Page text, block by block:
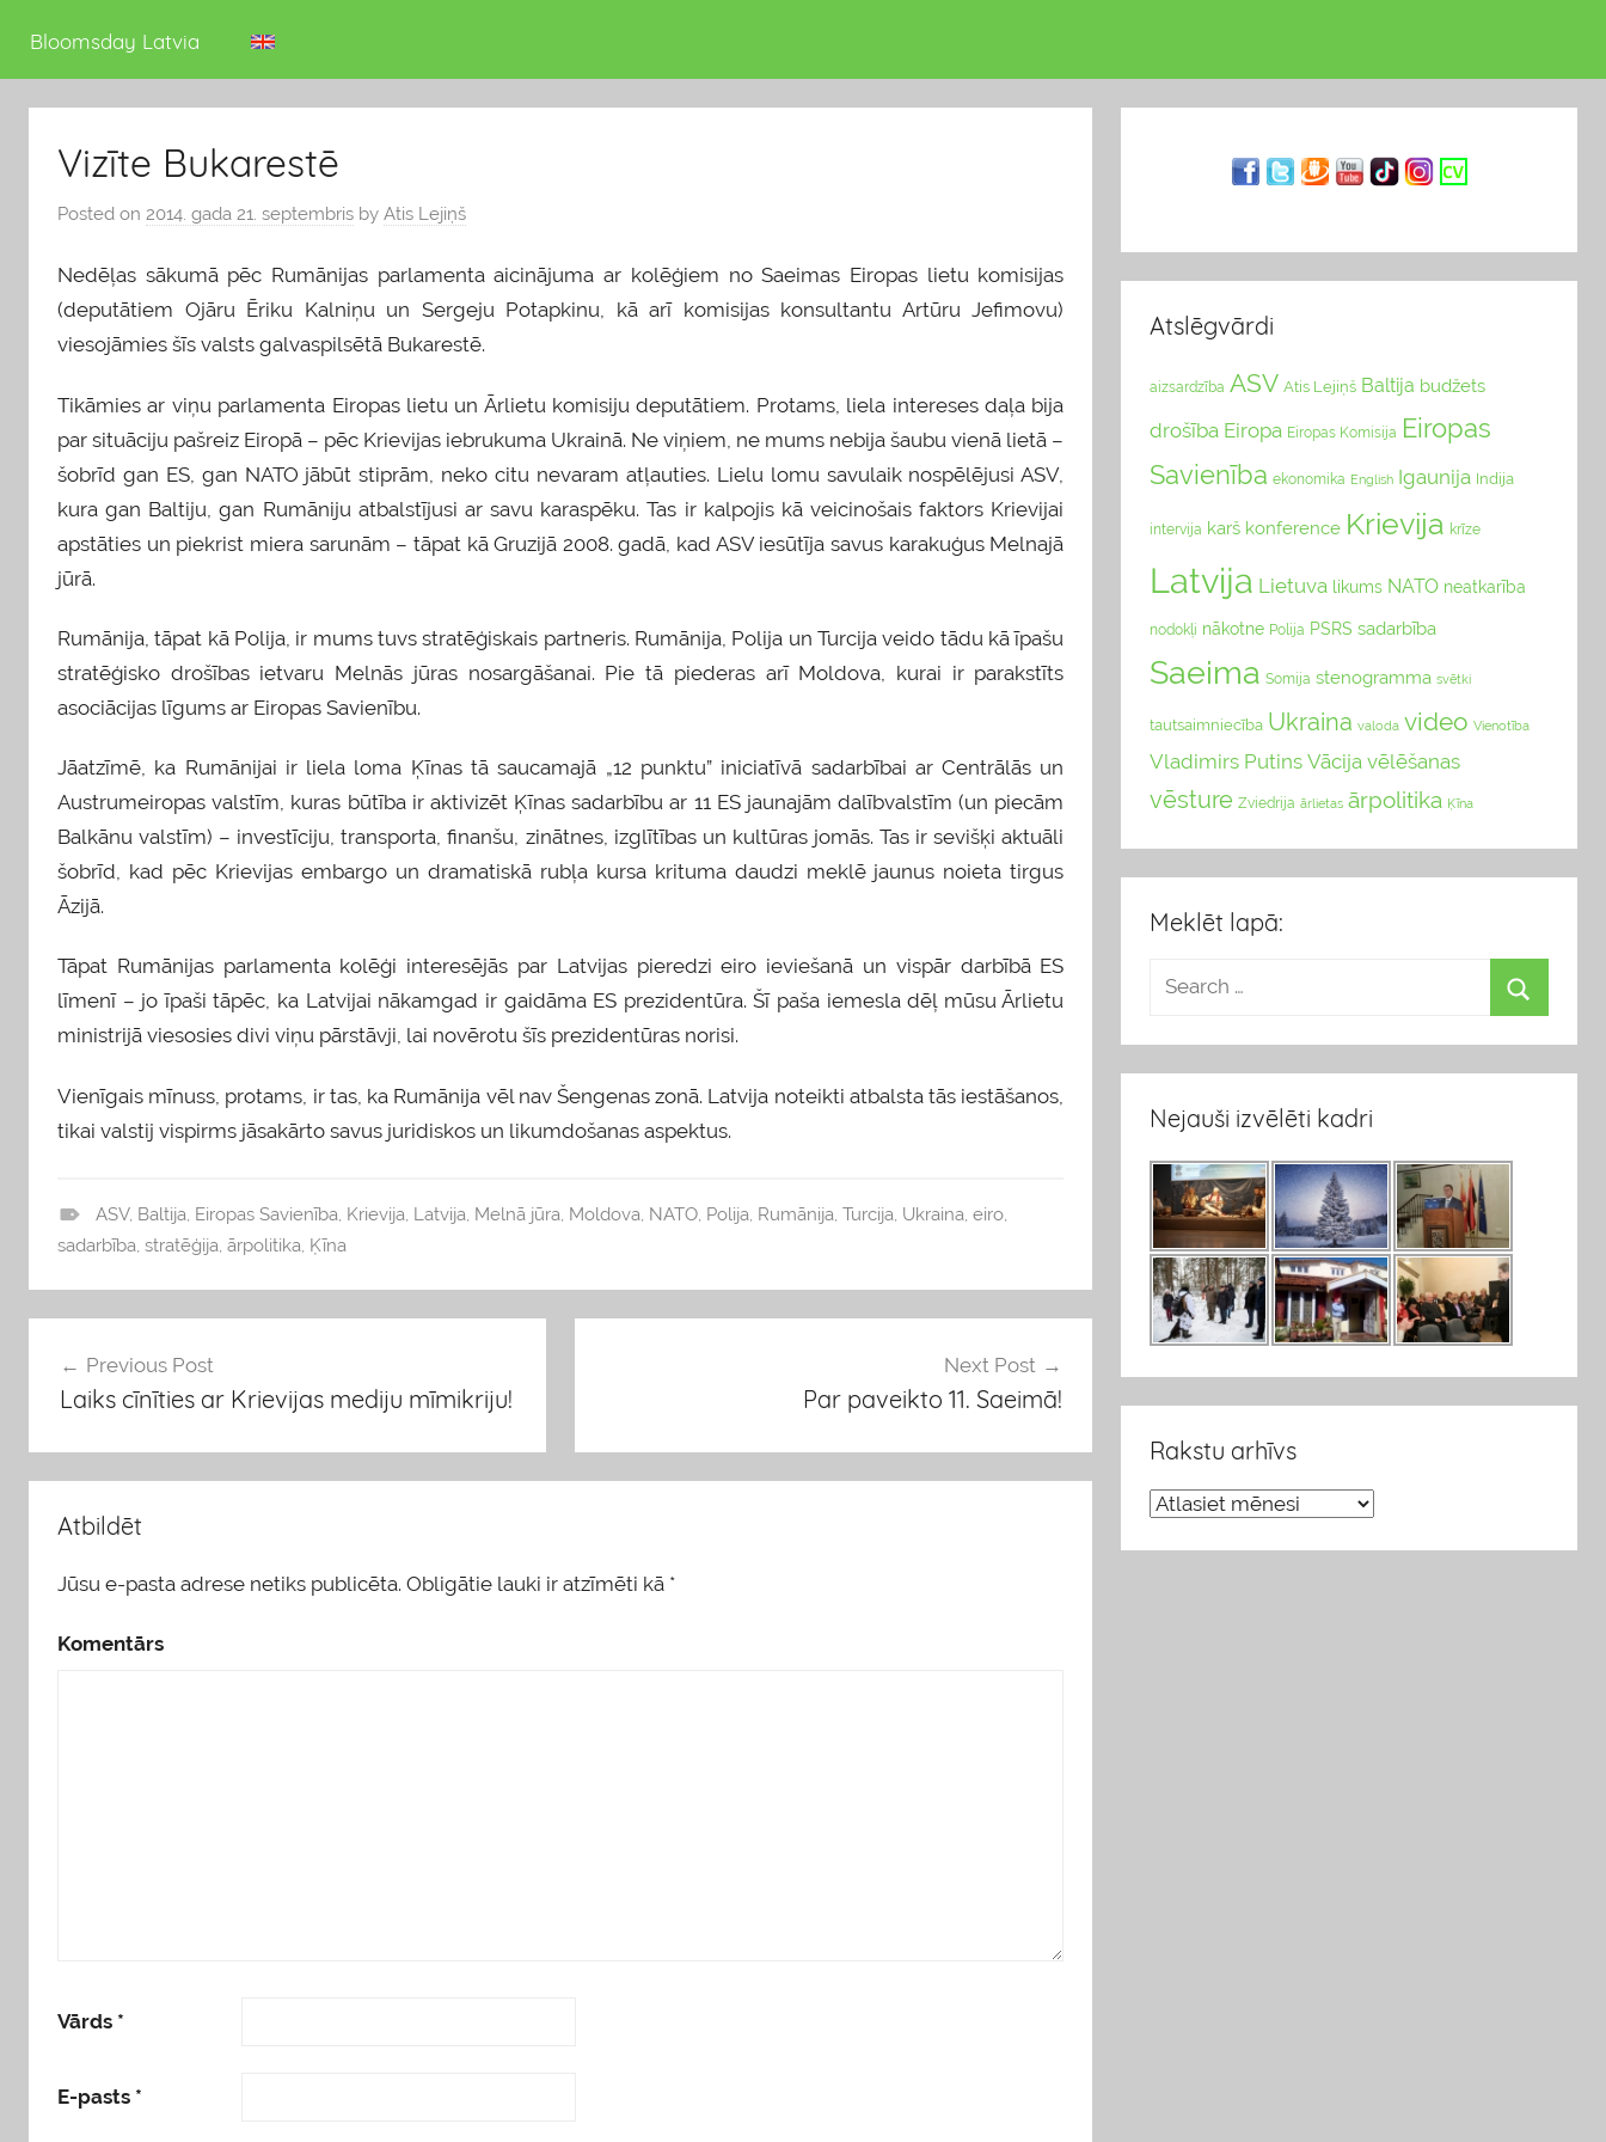
Bloomsday Latvia
Vizīte Bukarestē
Posted on 2014. gada 21. septembris by Atis Lejiņš
Nedēļas sākumā pēc Rumānijas parlamenta aicinājuma ar kolēģiem no Saeimas Eiropas lietu komisijas
(deputātiem Ojāru Ēriku Kalniņu un Sergeju Potapkinu, kā arī komisijas konsultantu Artūru Jefimovu)
viesojāmies šīs valsts galvaspilsētā Bukarestē.
Tikāmies ar viņu parlamenta Eiropas lietu un Ārlietu komisiju deputātiem. Protams, liela intereses daļa bija
par situāciju pašreiz Eiropā – pēc Krievijas iebrukuma Ukrainā. Ne viņiem, ne mums nebija šaubu vienā lietā –
šobrīd gan ES, gan NATO jābūt stiprām, neko citu nevaram atļauties. Lielu lomu savulaik nospēlējusi ASV,
kura gan Baltiju, gan Rumāniju atbalstījusi ar savu karaspēku. Tas ir kalpojis kā veicinošais faktors Krievijai
apstāties un piekrist miera sarunām – tāpat kā Gruzijā 2008. gadā, kad ASV iesūtīja savus karakuģus Melnajā
jūrā.
Rumānija, tāpat kā Polija, ir mums tuvs stratēģiskais partneris. Rumānija, Polija un Turcija veido tādu kā īpašu
stratēģisko drošības ietvaru Melnās jūras nosargāšanai. Pie tā piederas arī Moldova, kurai ir parakstīts
asociācijas līgums ar Eiropas Savienību.
Jāatzīmē, ka Rumānijai ir liela loma Ķīnas tā saucamajā „12 punktu” iniciatīvā sadarbībai ar Centrālās un
Austrumeiropas valstīm, kuras būtība ir aktivizēt Ķīnas sadarbību ar 11 ES jaunajām dalībvalstīm (un piecām
Balkānu valstīm) – investīciju, transporta, finanšu, zinātnes, izglītības un kultūras jomās. Tas ir sevišķi aktuāli
šobrīd, kad pēc Krievijas embargo un dramatiskā rubļa kursa krituma daudzi meklē jaunus noieta tirgus
Āzijā.
Tāpat Rumānijas parlamenta kolēģi interesējās par Latvijas pieredzi eiro ieviešanā un vispār darbībā ES
līmenī – jo īpaši tāpēc, ka Latvijai nākamgad ir gaidāma ES prezidentūra. Šī paša iemesla dēļ mūsu Ārlietu
ministrijā viesosies divi viņu pārstāvji, lai novērotu šīs prezidentūras norisi.
Vienīgais mīnuss, protams, ir tas, ka Rumānija vēl nav Šengenas zonā. Latvija noteikti atbalsta tās iestāšanos,
tikai valstij vispirms jāsakārto savus juridiskos un likumdošanas aspektus.
b
s
ASV, Baltija, Eiropas Savienība, Krievija, Latvija, Melnā jūra, Moldova, NATO, Polija, Rumānija, Turcija, Ukraina, eiro,
sadarbība, stratēģija, ārpolitika, Ķīna
Ziņu
izvēlne
Previous Post
Laiks cīnīties ar Krievijas mediju mīmikriju!
Next Post
Par paveikto 11. Saeimā!
Atbildēt
Jūsu e-pasta adrese netiks publicēta. Obligātie lauki ir atzīmēti kā *
Komentārs
Vārds *
E-pasts *
Atslēgvārdi
aizsardzība ASV Atis Lejiņš Baltija budžets
drošība Eiropa Eiropas Komisija Eiropas
Savienība ekonomika English Igaunija Indija
intervija karš konference Krievija krīze
Latvija Lietuva likums NATO neatkarība
nodokļi nākotne Polija PSRS sadarbība
Saeima Somija stenogramma svētki
tautsaimniecība Ukraina valoda video Vienotība
Vladimirs Putins Vācija vēlēšanas
vēsture Zviedrija ārlietas ārpolitika Ķīna
Meklēt lapā:
Nejauši izvēlēti kadri
Rakstu arhīvs
R